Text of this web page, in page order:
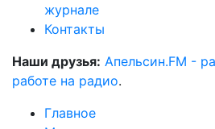
журнале
Контакты
Наши друзья: Апельсин.FM -
работе на радио.
Главное